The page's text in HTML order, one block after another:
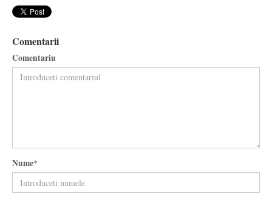
Comentarii
Comentariu
Nume*